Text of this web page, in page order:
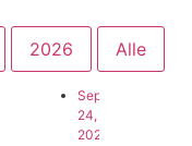
2026 Alle
September
24,
2024